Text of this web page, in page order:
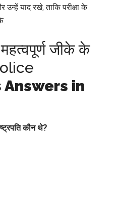
याद रखे, ताकि परीक्षा के
जीके के
in
कौन थे?